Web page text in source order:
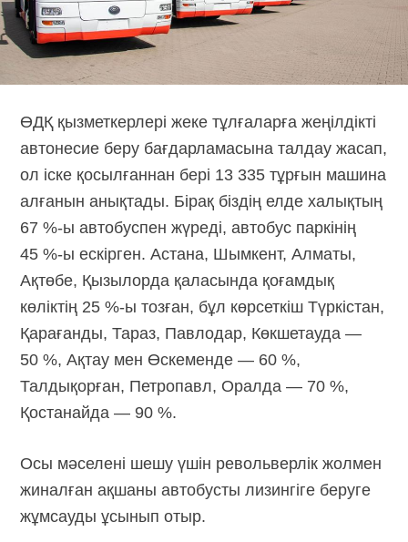
ӨДҚ қызметкерлері жеке тұлғаларға жеңілдікті
автонесие беру бағдарламасына талдау жасап,
ол іске қосылғаннан бері 13 335 тұрғын машина
алғанын анықтады. Бірақ біздің елде халықтың
67 %-ы автобуспен жүреді, автобус паркінің
45 %-ы ескірген. Астана, Шымкент, Алматы,
Ақтөбе, Қызылорда қаласында қоғамдық
көліктің 25 %-ы тозған, бұл көрсеткіш Түркістан,
Қарағанды, Тараз, Павлодар, Көкшетауда —
50 %, Ақтау мен Өскеменде — 60 %,
Талдықорған, Петропавл, Оралда — 70 %,
Қостанайда — 90 %.
Осы мәселені шешу үшін револьверлік жолмен
жиналған ақшаны автобусты лизингіге беруге
жұмсауды ұсынып отыр.